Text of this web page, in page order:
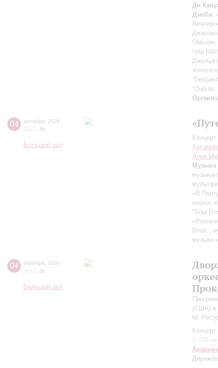
Ди
Дзюба:
help
04 октября 2026
15:00 Вс
Большой зал
Анна
Музыка
«В
марш»
“Soul
Birds”,
музыки
04 октября 2026
20:00 Вс
Большой зал
(США) в
М.
К 100-